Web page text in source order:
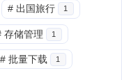
# 出国旅行 1
存储管理 1
# 批量下载 1